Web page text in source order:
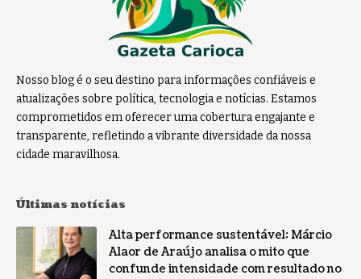
Nosso blog é o seu destino para informações confiáveis e
atualizações sobre política, tecnologia e notícias. Estamos
comprometidos em oferecer uma cobertura engajante e
transparente, refletindo a vibrante diversidade da nossa
cidade maravilhosa.
Últimas notícias
Alta performance sustentável: Márcio
Alaor de Araújo analisa o mito que
confunde intensidade com resultado no